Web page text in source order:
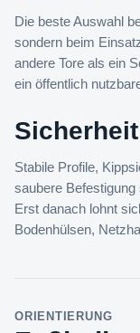
Die beste Auswahl
sondern beim
andere Tore als ein
ein öffentlich
Stabile Profile,
saubere
Erst danach lohnt
Bodenhülsen,
ORIENTIERUNG